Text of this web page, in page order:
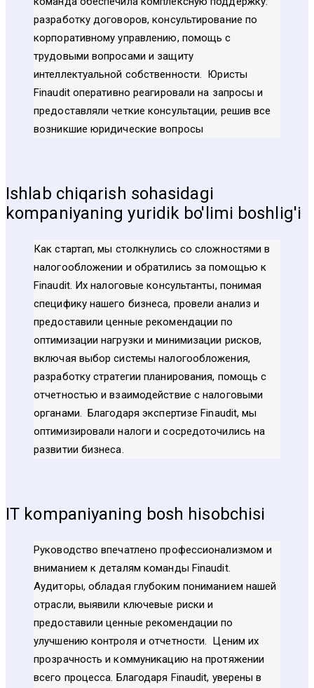
разработку договоров, консультирование по
корпоративному управлению, помощь с
трудовыми вопросами и защиту
интеллектуальной собственности. Юристы
Finaudit оперативно реагировали на запросы и
предоставляли четкие консультации, решив все
возникшие юридические вопросы
Ishlab chiqarish sohasidagi
kompaniyaning yuridik bo'limi boshlig'i
Как стартап, мы столкнулись со сложностями в
налогообложении и обратились за помощью к
Finaudit. Их налоговые консультанты, понимая
специфику нашего бизнеса, провели анализ и
предоставили ценные рекомендации по
оптимизации нагрузки и минимизации рисков,
включая выбор системы налогообложения,
разработку стратегии планирования, помощь с
отчетностью и взаимодействие с налоговыми
органами. Благодаря экспертизе Finaudit, мы
оптимизировали налоги и сосредоточились на
развитии бизнеса.
IT kompaniyaning bosh hisobchisi
Руководство впечатлено профессионализмом и
вниманием к деталям команды Finaudit.
Аудиторы, обладая глубоким пониманием нашей
отрасли, выявили ключевые риски и
предоставили ценные рекомендации по
улучшению контроля и отчетности. Ценим их
прозрачность и коммуникацию на протяжении
всего процесса. Благодаря Finaudit, уверены в